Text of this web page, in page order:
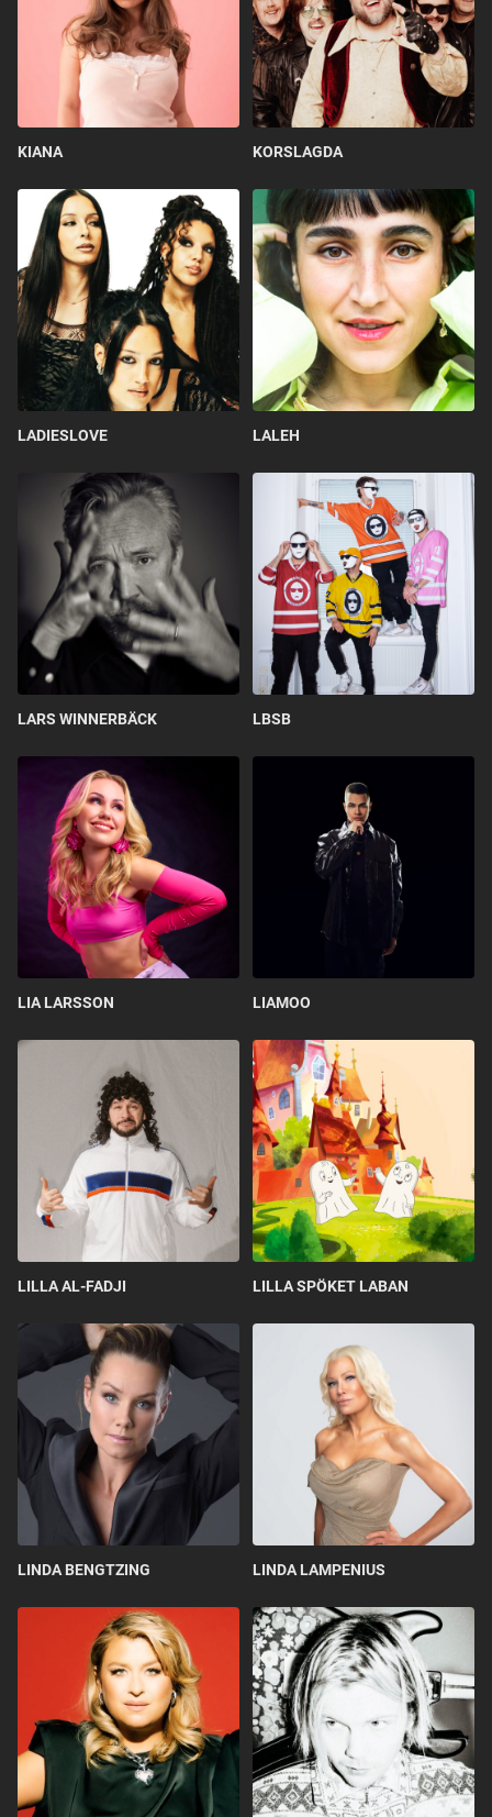
KIANA KORSLAGDA
LADIESLOVE LALEH
LARS WINNERBÄCK LBSB
LIA LARSSON LIAMOO
LILLA AL-FADJI LILLA SPÖKET LABAN
LINDA BENGTZING LINDA LAMPENIUS